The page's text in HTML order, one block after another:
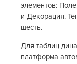
элементов:
и Декорация.
шесть.
Для таблиц
платформа